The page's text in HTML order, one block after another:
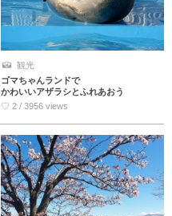
観光
ゴマちゃんランドで
かわいいアザラシとふれあおう
♡ 2 / 3956 views